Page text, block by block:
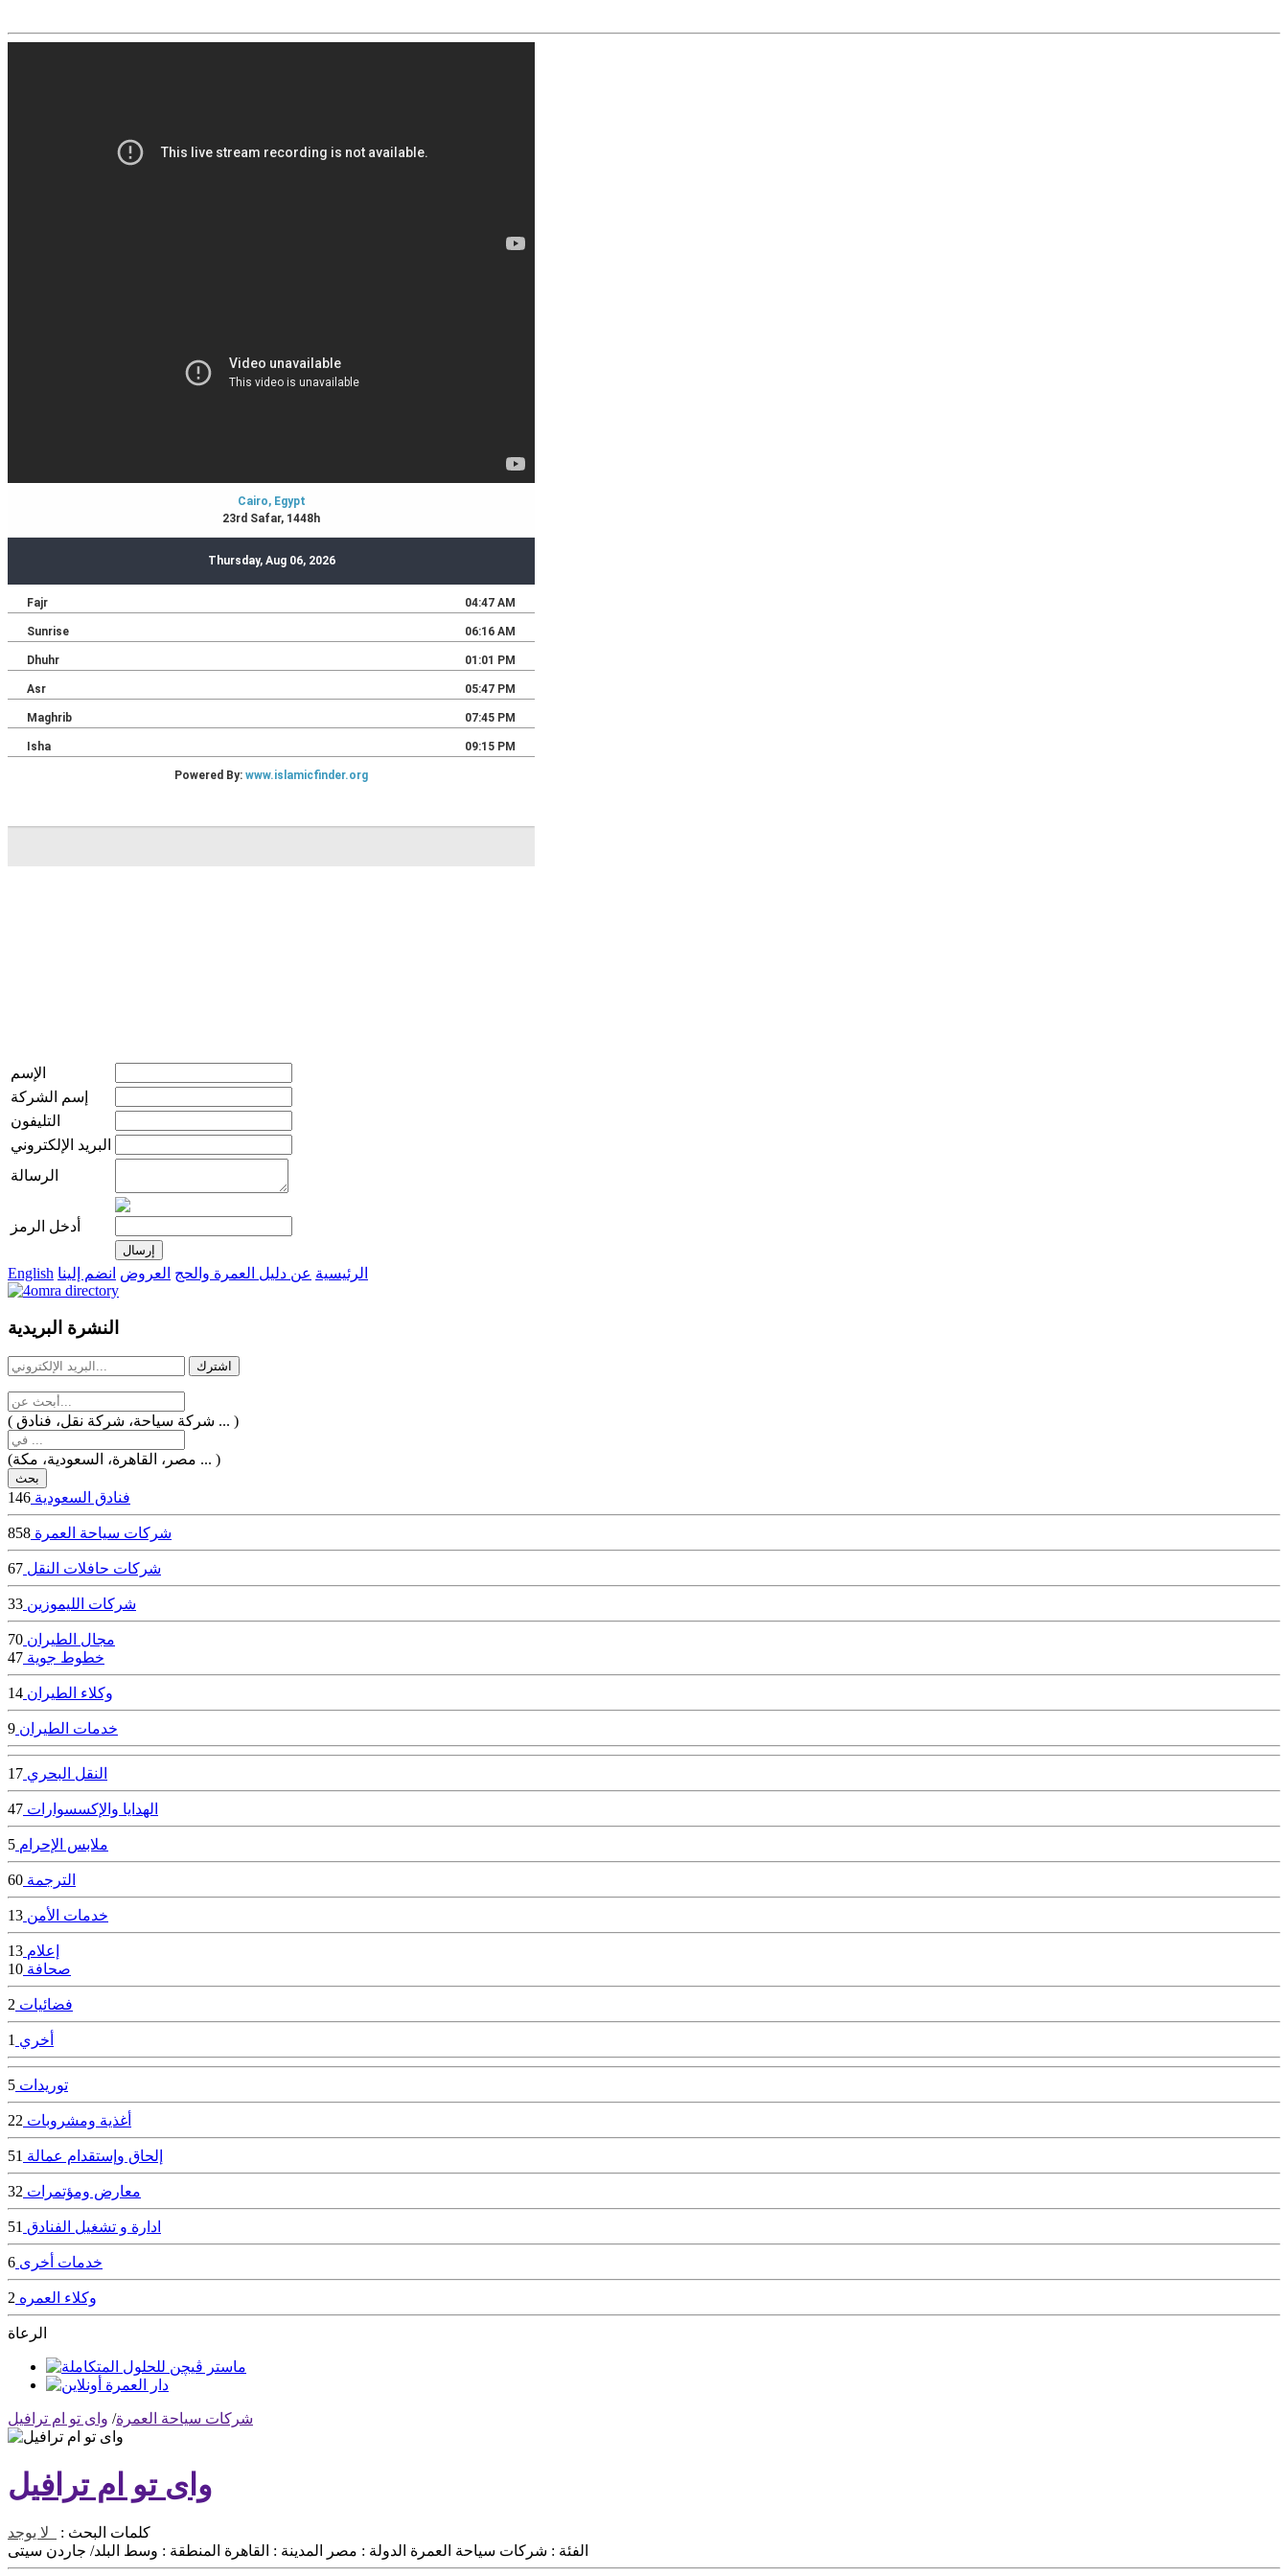
الإسم
إسم الشركة
التليفون
البريد الإلكتروني
الرسالة
أدخل الرمز
live
casinos
online
livedealercasino.online
English الرئيسية عن دليل العمرة والحج العروض انضم إلينا
النشرة البريدية
( شركة سياحة، شركة نقل، فنادق ... )
(مصر، القاهرة، السعودية، مكة ... )
فنادق السعودية 146
شركات سياحة العمرة 858
شركات حافلات النقل 67
شركات الليموزين 33
مجال الطيران 70
خطوط جوية 47
وكلاء الطيران 14
خدمات الطيران 9
النقل البحري 17
الهدايا والإكسسوارات 47
ملابس الإحرام 5
الترجمة 60
خدمات الأمن 13
إعلام 13
صحافة 10
فضائيات 2
أخري 1
توريدات 5
أغذية ومشروبات 22
إلحاق وإستقدام عمالة 51
معارض ومؤتمرات 32
ادارة و تشغيل الفنادق 51
خدمات أخرى 6
وكلاء العمره 2
الرعاة
شركات سياحة العمرة/ واى تو ام ترافيل
واى تو ام ترافيل
كلمات البحث :
لا يوجد
الفئة : شركات سياحة العمرة الدولة : مصر المدينة : القاهرة المنطقة : وسط البلد/ جاردن سيتى